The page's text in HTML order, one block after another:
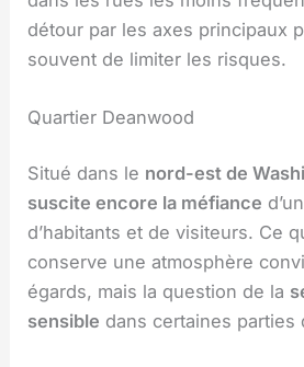
détour par les axes principaux
souvent de limiter les risques.
Quartier Deanwood
Situé dans le nord-est de
suscite encore la méfiance
d’habitants et de visiteurs. Ce
conserve une atmosphère
égards, mais la question de la
sensible dans certaines parties